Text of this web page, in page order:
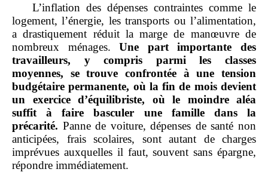
L’inflation des dépenses contraintes comme le
logement, l’énergie, les transports ou l’alimentation,
a drastiquement réduit la marge de manœuvre de
nombreux ménages.Une part importante des
travailleurs, y compris parmi les classes
moyennes, se trouve confrontée à une tension
budgétaire permanente, où la fin de mois devient
un exercice d’équilibriste, où le moindre aléa
suffit à faire basculer une famille dans la
précarité. Panne de voiture, dépenses de santé non
anticipées, frais scolaires, sont autant de charges
imprévues auxquelles il faut, souvent sans épargne,
répondre immédiatement.